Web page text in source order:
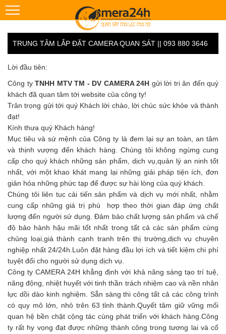
TRUNG TÂM LẮP ĐẶT CAMERA QUAN SÁT || 093 880 3646
Lời đầu tiên:
Công ty TNHH MTV TM - DV CAMERA 24H gửi lời tri ân đến quý
khách đã quan tâm tới website của công ty!
Trân trọng gửi tới quý Khách lời chào, lời chúc sức khỏe và thành
đạt!
Kính thưa quý Khách hàng!
Mục tiêu và sứ mệnh của Công ty là đem lại sự an toàn, an tâm
và thịnh vượng đến khách hàng. Chúng tôi không ngừng cung
cấp cho quý khách những sản phẩm, dịch vụ,quản lý an ninh tốt
nhất, với một khao khát mang lại những giải pháp tiện ích, đơn
giản hóa những phức tạp để được sự hài lòng của quý khách.
Chúng tôi liên tuc cải tiến sản phẩm và dịch vụ mới nhất, nhằm
cung cấp những giá trị phù hợp theo thời gian đáp ứng chất
lượng đến người sử dụng. Đảm bảo chất lượng sản phẩm và chế
độ bảo hành hậu mãi tốt nhất trong tất cả các sản phẩm cùng
chủng loại,giá thành cạnh tranh trên thị trường,dịch vụ chuyên
nghiệp nhất 24/24h.Luôn đặt hàng đầu lợi ích và tiết kiệm chi phí
tuyệt đối cho người sử dụng dịch vụ.
Công ty CAMERA 24H khẳng định với khả năng sáng tạo trí tuệ,
năng động, nhiệt huyết với tinh thần trách nhiệm cao và nền nhân
lực dồi dào kinh nghiệm. Sẵn sàng thi công tất cả các công trình
có quy mô lớn, nhỏ trên 63 tỉnh thành.Quyết tâm giữ vững mối
quan hệ bền chặt cộng tác cùng phát triển với khách hàng.Công
ty rất hy vọng đạt được những thành công trong tương lai và cố